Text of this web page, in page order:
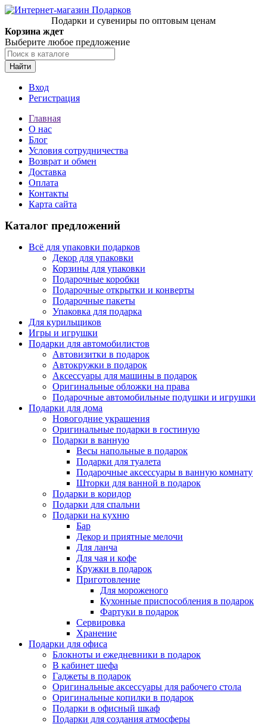
Подарки и сувениры по оптовым ценам
Корзина ждет
Выберите любое предложение
Найти
Вход
Регистрация
Главная
О нас
Блог
Условия сотрудничества
Возврат и обмен
Доставка
Оплата
Контакты
Карта сайта
Каталог предложений
Всё для упаковки подарков
Декор для упаковки
Корзины для упаковки
Подарочные коробки
Подарочные открытки и конверты
Подарочные пакеты
Упаковка для подарка
Для курильщиков
Игры и игрушки
Подарки для автомобилистов
Автовизитки в подарок
Автокружки в подарок
Аксессуары для машины в подарок
Оригинальные обложки на права
Подарочные автомобильные подушки и игрушки
Подарки для дома
Новогодние украшения
Оригинальные подарки в гостиную
Подарки в ванную
Весы напольные в подарок
Подарки для туалета
Подарочные аксессуары в ванную комнату
Шторки для ванной в подарок
Подарки в коридор
Подарки для спальни
Подарки на кухню
Бар
Декор и приятные мелочи
Для ланча
Для чая и кофе
Кружки в подарок
Приготовление
Для мороженого
Кухонные приспособления в подарок
Фартуки в подарок
Сервировка
Хранение
Подарки для офиса
Блокноты и ежедневники в подарок
В кабинет шефа
Гаджеты в подарок
Оригинальные аксессуары для рабочего стола
Оригинальные копилки в подарок
Подарки в офисный шкаф
Подарки для создания атмосферы